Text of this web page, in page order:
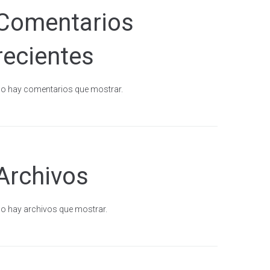
hay comentarios que mostrar.
hay archivos que mostrar.